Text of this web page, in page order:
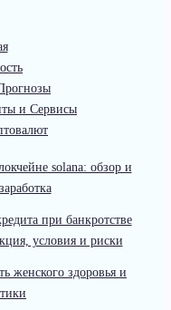
и Сервисы
solana: обзор и
при банкротстве
условия и риски
женского здоровья и